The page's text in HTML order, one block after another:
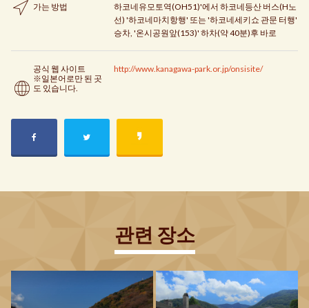
가는 방법
하코네유모토역(OH51)'에서 하코네등산 버스(H노
선) '하코네마치항행' 또는 '하코네세키쇼 관문 터행'
승차, '온시공원앞(153)' 하차(약 40분)후 바로
공식 웹 사이트
※일본어로만 된 곳
도 있습니다.
http://www.kanagawa-park.or.jp/onsisite/
관련 장소